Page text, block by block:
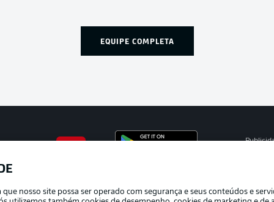
EQUIPE COMPLETA
nosso site possa ser operado com segurança e seus conteúdos e